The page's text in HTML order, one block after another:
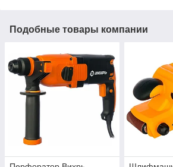
Подобные товары компании